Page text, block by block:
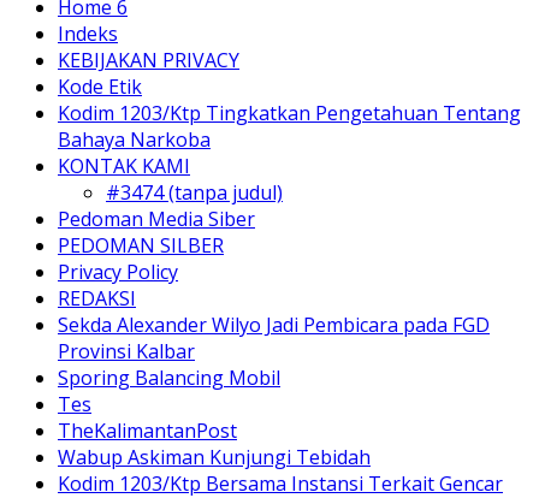
Home 6
Indeks
KEBIJAKAN PRIVACY
Kode Etik
Kodim 1203/Ktp Tingkatkan Pengetahuan Tentang
Bahaya Narkoba
KONTAK KAMI
#3474 (tanpa judul)
Pedoman Media Siber
PEDOMAN SILBER
Privacy Policy
REDAKSI
Sekda Alexander Wilyo Jadi Pembicara pada FGD
Provinsi Kalbar
Sporing Balancing Mobil
Tes
TheKalimantanPost
Wabup Askiman Kunjungi Tebidah
Kodim 1203/Ktp Bersama Instansi Terkait Gencar